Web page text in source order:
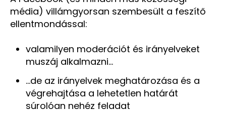
média) villámgyorsan szembesült a feszítő
ellentmondással:
valamilyen moderációt és irányelveket
muszáj alkalmazni…
…de az irányelvek meghatározása és a
végrehajtása a lehetetlen határát
súrolóan nehéz feladat